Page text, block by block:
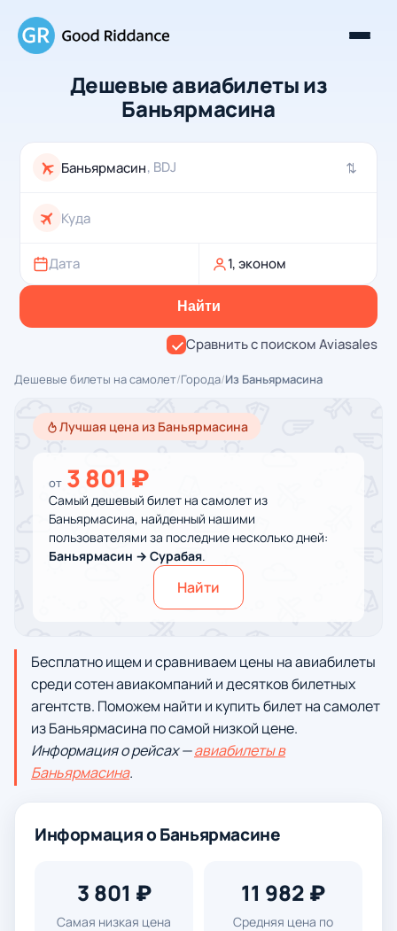
Дешевые авиабилеты из
Баньярмасина
, BDJ ⇄
Дата 1, эконом
Найти
Сравнить с поиском Aviasales
Дешевые билеты на самолет/Города/Из Баньярмасина
Лучшая цена из Баньярмасина
от 3 801 ₽
Самый дешевый билет на самолет из
Баньярмасина, найденный нашими
пользователями за последние несколько дней:
Баньярмасин → Сурабая.
Найти
Бесплатно ищем и сравниваем цены на авиабилеты
среди сотен авиакомпаний и десятков билетных
агентств. Поможем найти и купить билет на самолет
из Баньярмасина по самой низкой цене.
Информация о рейсах —авиабилеты в
Баньярмасина.
Информация о Баньярмасине
3 801 ₽
Самая низкая цена
11 982 ₽
Средняя цена по